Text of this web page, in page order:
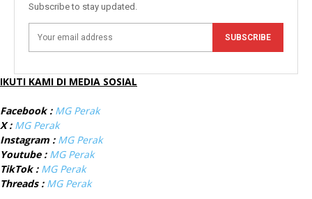
Subscribe to stay updated.
SUBSCRIBE
IKUTI KAMI DI MEDIA SOSIAL
Facebook : MG Perak
X : MG Perak
Instagram : MG Perak
Youtube : MG Perak
TikTok : MG Perak
Threads : MG Perak